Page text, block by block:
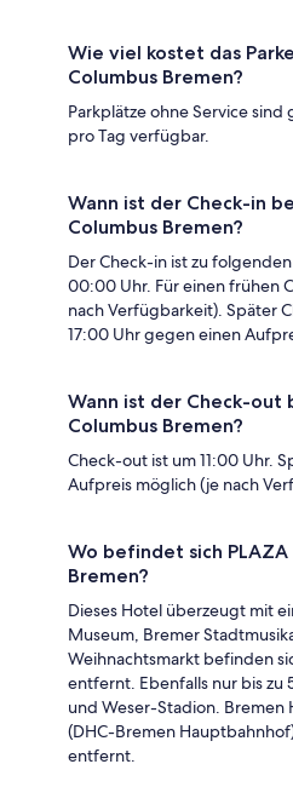
Wie viel kostet das
Columbus Bremen?
Parkplätze ohne Service sind
pro Tag verfügbar.
Wann ist der Check-in
Columbus Bremen?
Der Check-in ist zu
00:00 Uhr. Für einen frühen
nach Verfügbarkeit). Später
17:00 Uhr gegen einen
Wann ist der Check-out
Columbus Bremen?
Check-out ist um 11:00 Uhr.
Aufpreis möglich (je nach
Wo befindet sich
Bremen?
Dieses Hotel überzeugt mit
Museum, Bremer
Weihnachtsmarkt befinden
entfernt. Ebenfalls nur bis zu
und Weser-Stadion.
(DHC-Bremen
entfernt.